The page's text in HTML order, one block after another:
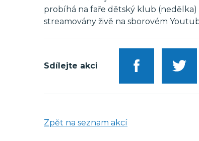
probíhá na faře dětský klub
streamovány živě na sborovém
Sdílejte akci
Zpět na seznam akcí